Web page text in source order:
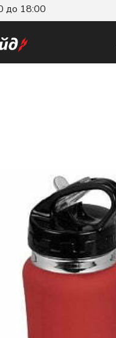
до 18:00